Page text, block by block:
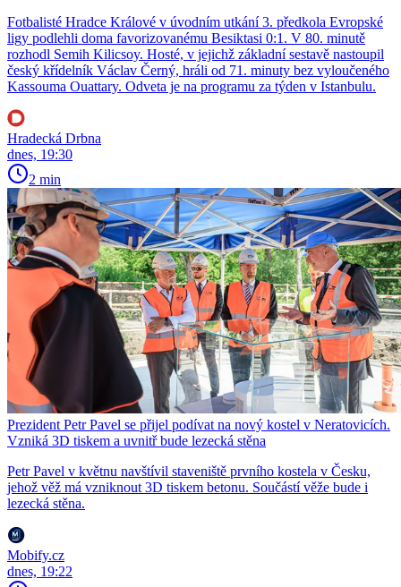
Fotbalisté Hradce Králové v úvodním utkání 3. předkola Evropské
ligy podlehli doma favorizovanému Besiktasi 0:1. V 80. minutě
rozhodl Semih Kilicsoy. Hosté, v jejichž základní sestavě nastoupil
český křídelník Václav Černý, hráli od 71. minuty bez vyloučeného
Kassouma Ouattary. Odveta je na programu za týden v Istanbulu.
Hradecká Drbna
dnes, 19:30
2 min
Prezident Petr Pavel se přijel podívat na nový kostel v Neratovicích.
Vzniká 3D tiskem a uvnitř bude lezecká stěna
Petr Pavel v květnu navštívil staveniště prvního kostela v Česku,
jehož věž má vzniknout 3D tiskem betonu. Součástí věže bude i
lezecká stěna.
Mobify.cz
dnes, 19:22